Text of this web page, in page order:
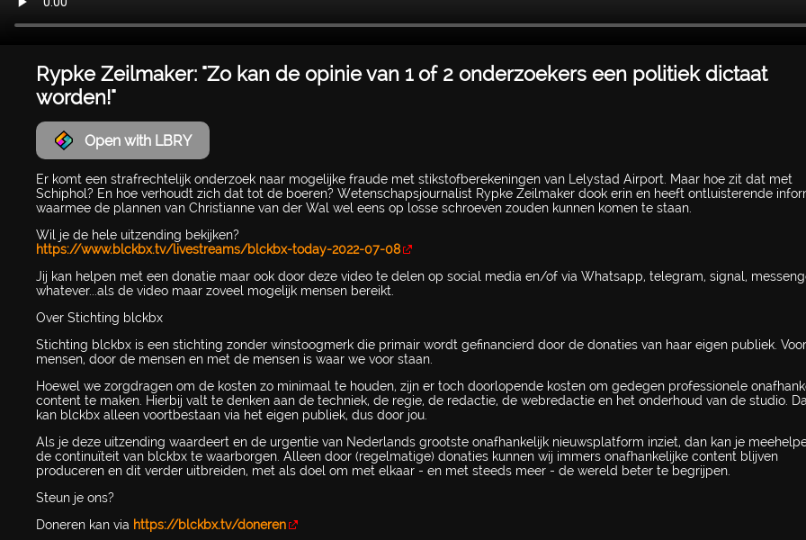
Rypke Zeilmaker: "Zo kan de opinie van 1 of 2 onderzoekers een politiek dictaat
worden!"
Open with LBRY
Er komt een strafrechtelijk onderzoek naar mogelijke fraude met stikstofberekeningen van Lelystad Airport. Maar hoe zit dat met
Schiphol? En hoe verhoudt zich dat tot de boeren? Wetenschapsjournalist Rypke Zeilmaker dook erin en heeft ontluisterende
waarmee de plannen van Christianne van der Wal wel eens op losse schroeven zouden kunnen komen te staan.
Wil je de hele uitzending bekijken?
https://www.blckbx.tv/livestreams/blckbx-today-2022-07-08
Jij kan helpen met een donatie maar ook door deze video te delen op social media en/of via Whatsapp, telegram, signal,
whatever...als de video maar zoveel mogelijk mensen bereikt.
Over Stichting blckbx
Stichting blckbx is een stichting zonder winstoogmerk die primair wordt gefinancierd door de donaties van haar eigen publiek.
mensen, door de mensen en met de mensen is waar we voor staan.
Hoewel we zorgdragen om de kosten zo minimaal te houden, zijn er toch doorlopende kosten om gedegen professionele
content te maken. Hierbij valt te denken aan de techniek, de regie, de redactie, de webredactie en het onderhoud van de studio.
kan blckbx alleen voortbestaan via het eigen publiek, dus door jou.
Als je deze uitzending waardeert en de urgentie van Nederlands grootste onafhankelijk nieuwsplatform inziet, dan kan je
de continuïteit van blckbx te waarborgen. Alleen door (regelmatige) donaties kunnen wij immers onafhankelijke content blijven
produceren en dit verder uitbreiden, met als doel om met elkaar - en met steeds meer - de wereld beter te begrijpen.
Steun je ons?
Doneren kan via https://blckbx.tv/doneren